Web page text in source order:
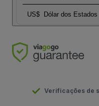
US$ Dólar dos Estados
Verificações de